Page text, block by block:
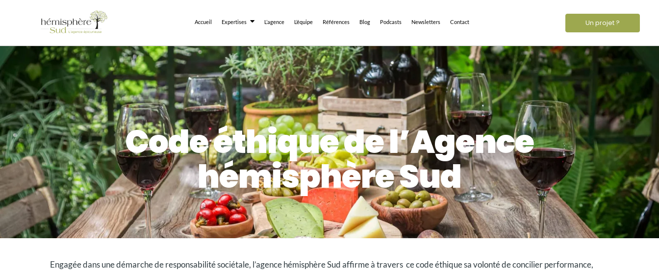
Accueil Expertises L’agence L’équipe Références Blog Podcasts Newsletters Contact Un projet ?
Code éthique de l’Agence
hémisphère Sud
Engagée dans une démarche de responsabilité sociétale, l’agence hémisphère Sud affirme à travers ce code éthique sa volonté de concilier performance,